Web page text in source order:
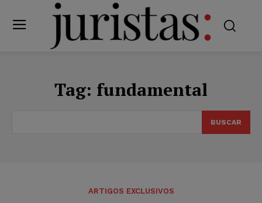
Tag: fundamental
BUSCAR
ARTIGOS EXCLUSIVOS